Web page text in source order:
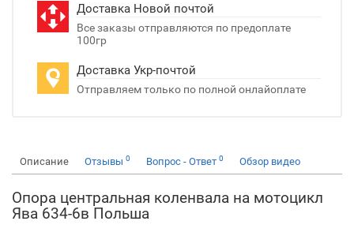
Доставка Новой почтой
Все заказы отправляются по предоплате
100гр
Доставка Укр-почтой
Отправляем только по полной онлайоплате
Описание Отзывы 0 Вопрос - Ответ 0 Обзор видео
Опора центральная коленвала на мотоцикл
Ява 634-6в Польша